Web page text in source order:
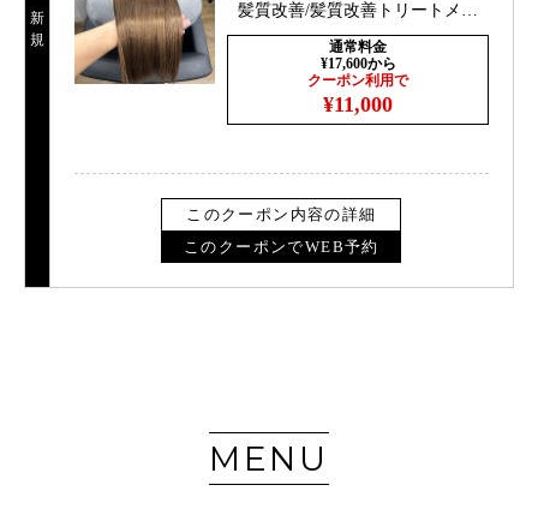
新
規
髪質改善/髪質改善トリートメン
ト/髪質改善難波
通常料金
¥17,600から
クーポン利用で
¥11,000
このクーポン内容の詳細
このクーポンでWEB予約
MENU